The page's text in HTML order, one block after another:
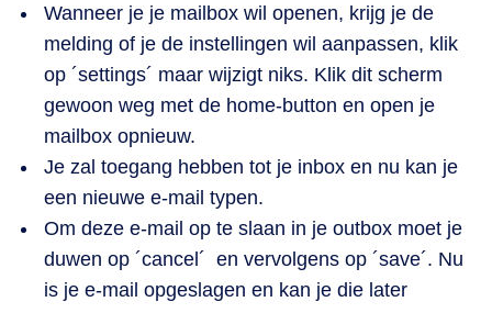
Wanneer je je mailbox wil openen, krijg je de
melding of je de instellingen wil aanpassen, klik
op ´settings´ maar wijzigt niks. Klik dit scherm
gewoon weg met de home-button en open je
mailbox opnieuw.
Je zal toegang hebben tot je inbox en nu kan je
een nieuwe e-mail typen.
Om deze e-mail op te slaan in je outbox moet je
duwen op ´cancel´ en vervolgens op ´save´. Nu
is je e-mail opgeslagen en kan je die later